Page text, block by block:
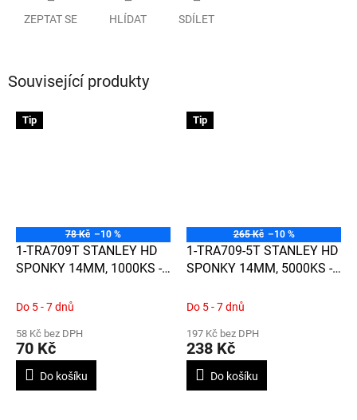
ZEPTAT SE HLÍDAT SDÍLET
Související produkty
Tip
78 Kč –10 %
1-TRA709T STANLEY HD
SPONKY 14MM, 1000KS -
Do 5 - 7 dnů
58 Kč bez DPH
70 Kč
Do košíku
Tip
265 Kč –10 %
1-TRA709-5T STANLEY HD
SPONKY 14MM, 5000KS -
Do 5 - 7 dnů
197 Kč bez DPH
238 Kč
Do košíku